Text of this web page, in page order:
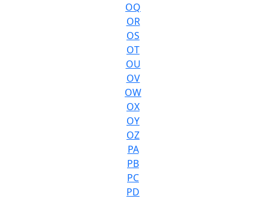
OQ
OR
OS
OT
OU
OV
OW
OX
OY
OZ
PA
PB
PC
PD